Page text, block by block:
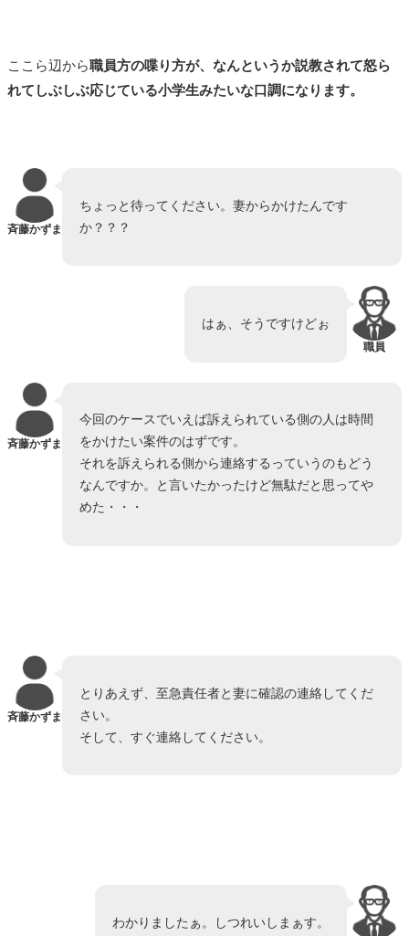
ここら辺から職員方の喋り方が、なんというか説教されて怒ら
れてしぶしぶ応じている小学生みたいな口調になります。
斉藤かずま
ちょっと待ってください。妻からかけたんです
か？？？
職員
はぁ、そうですけどぉ
斉藤かずま
今回のケースでいえば訴えられている側の人は時間
をかけたい案件のはずです。
それを訴えられる側から連絡するっていうのもどう
なんですか。と言いたかったけど無駄だと思ってや
めた・・・
斉藤かずま
とりあえず、至急責任者と妻に確認の連絡してくだ
さい。
そして、すぐ連絡してください。
わかりましたぁ。しつれいしまぁす。